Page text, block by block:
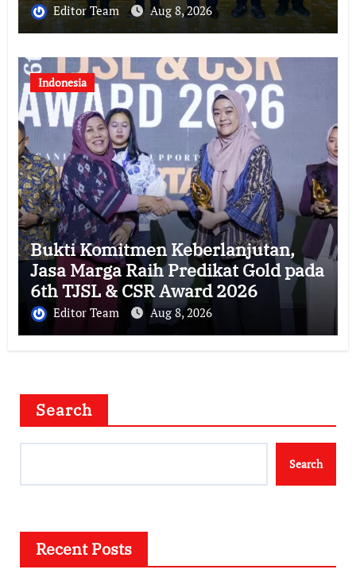
Tol Jogja-Solo untuk Dukung
Konektivitas DIY
Editor Team Aug 8, 2026
Indonesia
Bukti Komitmen Keberlanjutan,
Jasa Marga Raih Predikat Gold pada
6th TJSL & CSR Award 2026
Editor Team Aug 8, 2026
Search
Search
Recent Posts